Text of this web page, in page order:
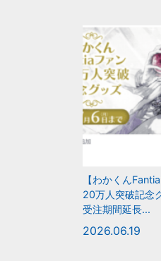
【わかくん
20万人突破記念
受注期間延長...
2026.06.19